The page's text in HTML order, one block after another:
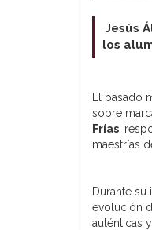
Jesús
los
El pasado
sobre
Frías ,
maestrías
Durante su
evolución
auténticas